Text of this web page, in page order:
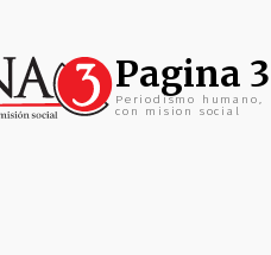
Pagina 3
Periodismo humano,
con mision social